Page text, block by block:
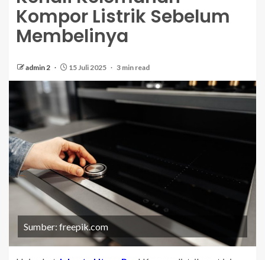
Kompor Listrik Sebelum
Membelinya
admin 2 15 Juli 2025 3 min read
Sumber: freepik.com